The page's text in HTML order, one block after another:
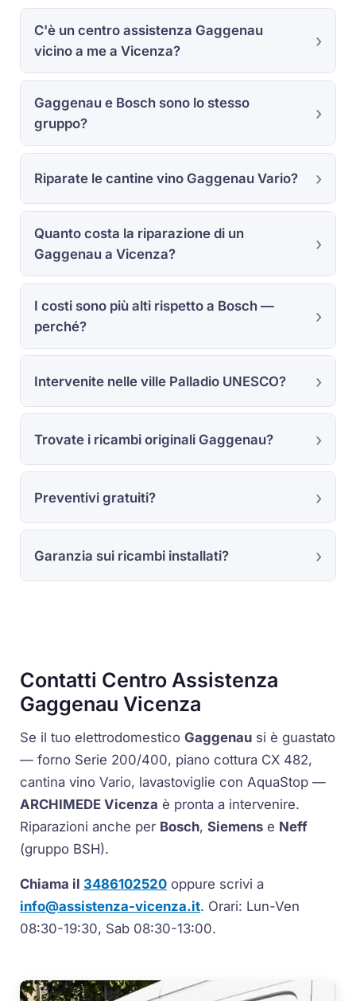
C'è un centro assistenza Gaggenau
vicino a me a Vicenza?
Gaggenau e Bosch sono lo stesso
gruppo?
Riparate le cantine vino Gaggenau Vario?
Quanto costa la riparazione di un
Gaggenau a Vicenza?
I costi sono più alti rispetto a Bosch —
perché?
Intervenite nelle ville Palladio UNESCO?
Trovate i ricambi originali Gaggenau?
Preventivi gratuiti?
Garanzia sui ricambi installati?
Contatti Centro Assistenza
Gaggenau Vicenza
Se il tuo elettrodomesticoGaggenau si è guastato
— forno Serie 200/400, piano cottura CX 482,
cantina vinoVario, lavastoviglie con AquaStop —
ARCHIMEDE Vicenza è pronta a intervenire.
Riparazioni anche per Bosch,Siemens e Neff
(gruppo BSH).
Chiama il 3486102520 oppure scrivi a
info@assistenza-vicenza.it. Orari: Lun-Ven
08:30-19:30, Sab 08:30-13:00.